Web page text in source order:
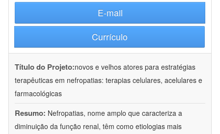
E-mail
Currículo
Título do Projeto:novos e velhos atores para estratégias
terapêuticas em nefropatias: terapias celulares, acelulares e
farmacológicas
Resumo: Nefropatias, nome amplo que caracteriza a
diminuição da função renal, têm como etiologias mais